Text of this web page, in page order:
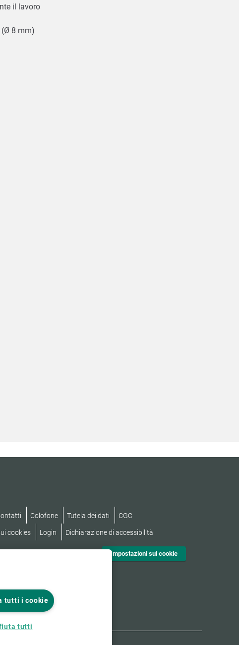
il lavoro
(Ø 8 mm)
Colofone Tutela dei dati CGC
cookies Login Dichiarazione di accessibilità
Impostazioni sui cookie
tutti i cookie
tutti